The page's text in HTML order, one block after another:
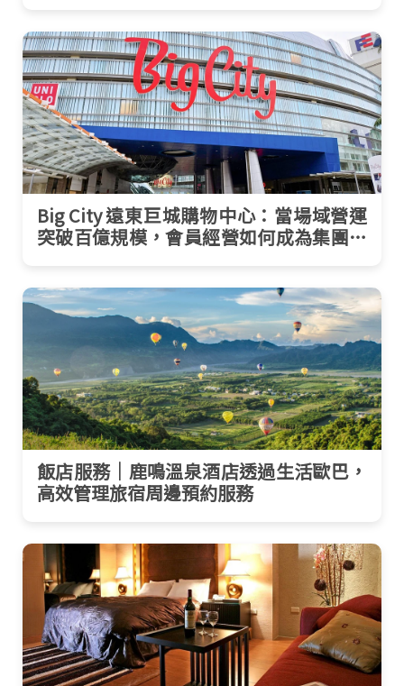
Big City 遠東巨城購物中心：當場域營運
突破百億規模，會員經營如何成為集團級
飯店服務｜鹿鳴溫泉酒店透過生活歐巴，
高效管理旅宿周邊預約服務